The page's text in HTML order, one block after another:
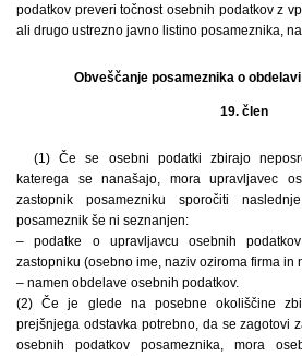
podatkov preveri točnost osebnih podatkov z
ali drugo ustrezno javno listino posameznika,
Obveščanje posameznika o
19. člen
(1) Če se osebni podatki zbirajo
katerega se nanašajo, mora upravljavec
zastopnik posamezniku sporočiti
posameznik še ni seznanjen:
– podatke o upravljavcu osebnih
zastopniku (osebno ime, naziv oziroma firma in
– namen obdelave osebnih podatkov.
(2) Če je glede na posebne okoliščine
prejšnjega odstavka potrebno, da se zagotovi
osebnih podatkov posameznika, mora